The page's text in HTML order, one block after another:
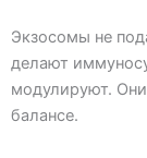
Экзосомы не
делают
модулируют.
балансе.